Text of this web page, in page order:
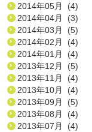
2014年05月 (4)
2014年04月 (3)
2014年03月 (5)
2014年02月 (4)
2014年01月 (4)
2013年12月 (5)
2013年11月 (4)
2013年10月 (4)
2013年09月 (5)
2013年08月 (4)
2013年07月 (4)